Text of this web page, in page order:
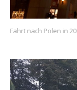
Fahrt nach Polen in